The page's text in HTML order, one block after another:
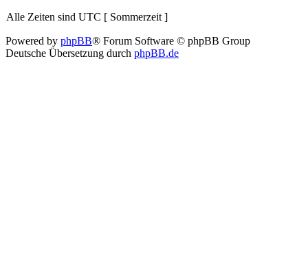
Alle Zeiten sind UTC [ Sommerzeit ]
Powered by phpBB® Forum Software © phpBB Group
Deutsche Übersetzung durch phpBB.de